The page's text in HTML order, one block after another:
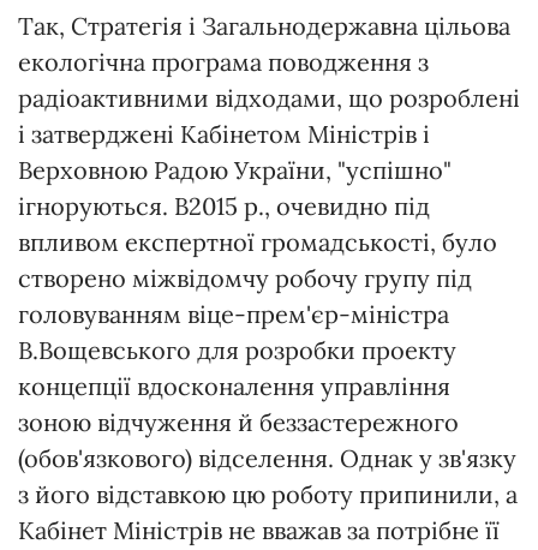
Так, Стратегія і Загальнодержавна цільова
екологічна програма поводження з
радіоактивними відходами, що розроблені
і затверджені Кабінетом Міністрів і
Верховною Радою України, "успішно"
ігноруються. В2015 р., очевидно під
впливом експертної громадськості, було
створено міжвідомчу робочу групу під
головуванням віце-прем'єр-міністра
В.Вощевського для розробки проекту
концепції вдосконалення управління
зоною відчуження й беззастережного
(обов'язкового) відселення. Однак у зв'язку
з його відставкою цю роботу припинили, а
Кабінет Міністрів не вважав за потрібне її